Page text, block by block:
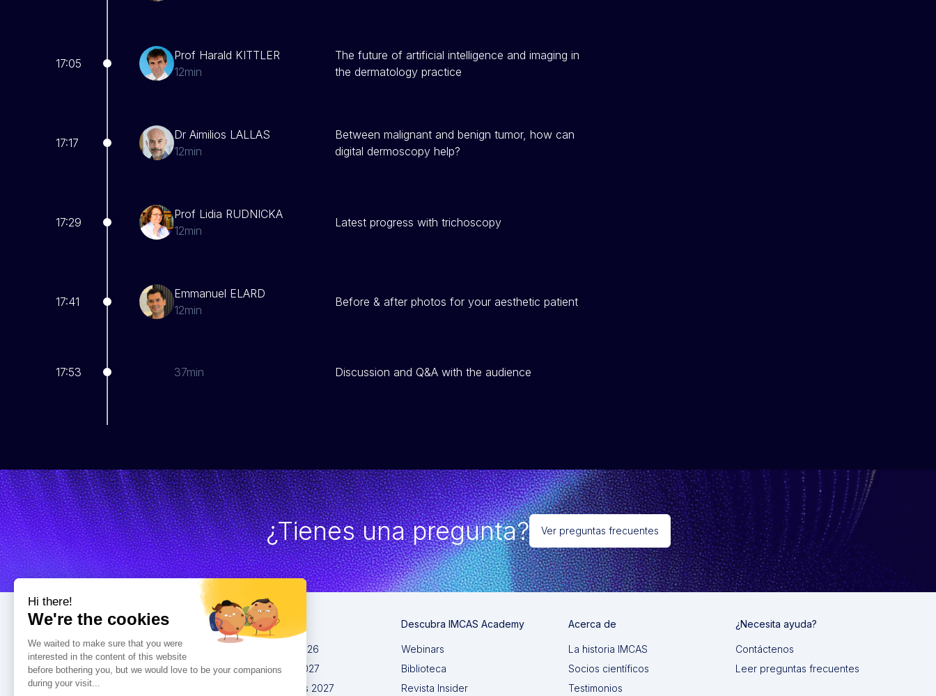
17:05
Prof Harald KITTLER
12min
The future of artificial intelligence and imaging in
the dermatology practice
17:17
Dr Aimilios LALLAS
12min
Between malignant and benign tumor, how can
digital dermoscopy help?
17:29
Prof Lidia RUDNICKA
12min
Latest progress with trichoscopy
17:41
Emmanuel ELARD
12min
Before & after photos for your aesthetic patient
17:53 37min Discussion and Q&A with the audience
¿Tienes una pregunta? Ver preguntas frecuentes
Congresos
IMCAS China 2026
IMCAS World 2027
IMCAS Americas 2027
Descubra IMCAS Academy
Webinars
Biblioteca
Revista Insider
Acerca de
La historia IMCAS
Socios científicos
Testimonios
¿Necesita ayuda?
Contáctenos
Leer preguntas frecuentes